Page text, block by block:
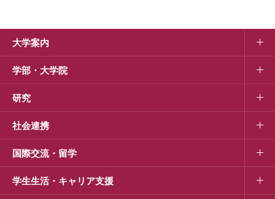
大学案内
学部・大学院
研究
社会連携
国際交流・留学
学生生活・キャリア支援